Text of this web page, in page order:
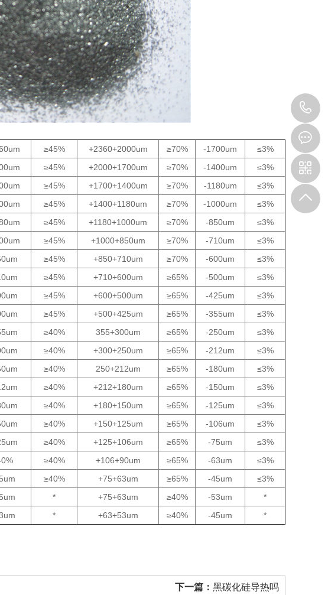
≥45% +2360+2000um ≥70% -1700um
≤3%
≥45% +2000+1700um ≥70% -1400um
≤3%
≥45% +1700+1400um ≥70% -1180um
≤3%
≥45% +1400+1180um ≥70% -1000um
≤3%
≥45% +1180+1000um ≥70% -850um
≤3%
≥45% +1000+850um ≥70% -710um
≤3%
≥45% +850+710um ≥70% -600um
≤3%
≥45% +710+600um ≥65% -500um
≤3%
≥45% +600+500um ≥65% -425um
≤3%
≥45% +500+425um ≥65% -355um
≤3%
≥40% 355+300um ≥65% -250um
≤3%
≥40% +300+250um ≥65% -212um
≤3%
≥40% 250+212um ≥65% -180um
≤3%
≥40% +212+180um ≥65% -150um
≤3%
≥40% +180+150um ≥65% -125um
≤3%
≥40% +150+125um ≥65% -106um
≤3%
≥40% +125+106um ≥65% -75um
≤3%
≥40% +106+90um ≥65% -63um
≤3%
≥40% +75+63um ≥65% -45um
≤3%
* +75+63um ≥40% -53um
*
* +63+53um ≥40% -45um *
下一篇： 黑碳化硅导热吗